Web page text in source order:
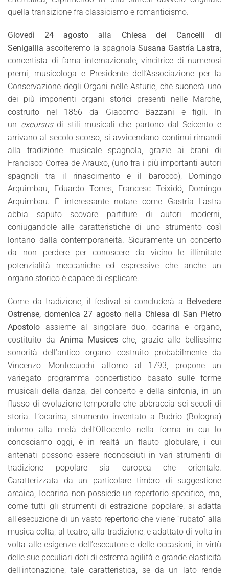
quella transizione fra classicismo e romanticismo.
Giovedì 24 agosto alla Chiesa dei Cancelli di
Senigallia ascolteremo la spagnolaSusana Gastría Lastra
concertista di fama internazionale, vincitrice di numerosi
premi, musicologa e Presidente dell’Associazione per la
Conservazione degli Organi nelle Asturie, che suonerà uno
dei più imponenti organi storici presenti nelle Marche,
costruito nel 1856 da Giacomo Bazzani e figli. In
un excursusdi stili musicali che partono dal Seicento e
arrivano al secolo scorso, si avvicendano continui rimandi
alla tradizione musicale spagnola, grazie ai brani di
Francisco Correa de Arauxo, (uno fra i più importanti autori
spagnoli tra il rinascimento e il barocco), Domingo
Arquimbau, Eduardo Torres, Francesc Teixidó, Domingo
Arquimbau. È interessante notare come Gastría Lastra
abbia saputo scovare partiture di autori moderni,
coniugandole alle caratteristiche di uno strumento così
lontano dalla contemporaneità. Sicuramente un concerto
da non perdere per conoscere da vicino le illimitate
potenzialità meccaniche ed espressive che anche un
organo storico è capace di esplicare.
Come da tradizione, il festival si concluderà a Belvedere
Ostrense, domenica 27 agostonella Chiesa di San Pietro
Apostolo assieme al singolare duo, ocarina e organo,
costituito da Anima Musicesche, grazie alle bellissime
sonorità dell’antico organo costruito probabilmente da
Vincenzo Montecucchi attorno al 1793, propone un
variegato programma concertistico basato sulle forme
musicali della danza, del concerto e della sinfonia, in un
flusso di evoluzione temporale che abbraccia sei secoli di
storia. L’ocarina, strumento inventato a Budrio (Bologna)
intorno alla metà dell’Ottocento nella forma in cui lo
conosciamo oggi, è in realtà un flauto globulare, i cui
antenati possono essere riconosciuti in vari strumenti di
tradizione popolare sia europea che orientale.
Caratterizzata da un particolare timbro di suggestione
arcaica, l’ocarina non possiede un repertorio specifico, ma,
come tutti gli strumenti di estrazione popolare, si adatta
all’esecuzione di un vasto repertorio che viene “rubato” alla
musica colta, al teatro, alla tradizione, e adattato di volta in
volta alle esigenze dell’esecutore e delle occasioni, in virtù
delle sue peculiari doti di estrema agilità e grande elasticità
dell’intonazione; tale caratteristica, se da un lato rende